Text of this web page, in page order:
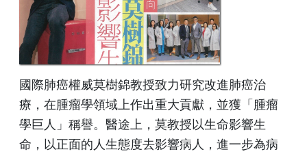
國際肺癌權威莫樹錦教授致力研究改進肺癌治
療，在腫瘤學領域上作出重大貢獻，並獲「腫瘤
學巨人」稱譽。醫途上，莫教授以生命影響生
命，以正面的人生態度去影響病人，進一步為病